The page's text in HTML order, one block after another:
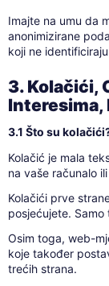
Imajte na umu da
anonimizirane
koji ne
3. Kolačići,
Interesima,
3.1 Što su
Kolačić je mala
na vaše računalo
Kolačići prve
posjećujete.
Osim toga, web-
koje također
trećih strana.